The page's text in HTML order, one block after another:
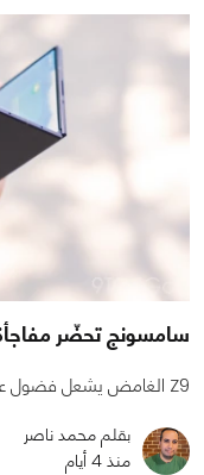
سامسونج تحضّر
Z9 الغامض يشعل فضول عشاق سامسونج 🤔
بقلم محمد ناصر
منذ 4 أيام